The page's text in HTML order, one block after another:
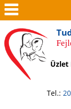
Üzlet
Tel.:
Men
ü